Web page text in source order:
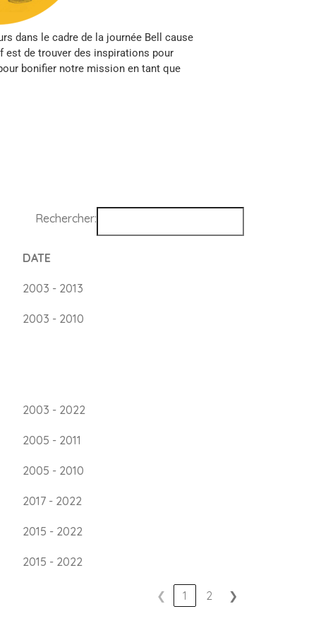
dans le cadre de la journée Bell cause
est de trouver des inspirations pour
bonifier notre mission en tant que
Rechercher:
DATE
DATE
2003 - 2013
2003 - 2010
2003 - 2022
2005 - 2011
2005 - 2010
2017 - 2022
2015 - 2022
2015 - 2022
❮ 1 2 ❯